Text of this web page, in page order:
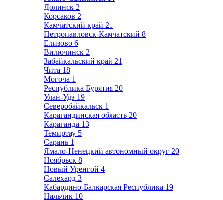
Долинск 2
Корсаков 2
Камчатский край 21
Петропавловск-Камчатский 8
Елизово 6
Вилючинск 2
Забайкальский край 21
Чита 18
Могоча 1
Республика Бурятия 20
Улан-Удэ 19
Северобайкальск 1
Карагандинская область 20
Караганда 13
Темиртау 5
Сарань 1
Ямало-Ненецкий автономный округ 20
Ноябрьск 8
Новый Уренгой 4
Салехард 3
Кабардино-Балкарская Республика 19
Нальчик 10